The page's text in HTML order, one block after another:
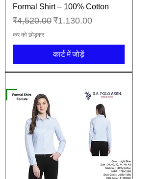
Formal Shirt – 100% Cotton
नियमित मूल्य
₹4,520.00 बिक्री मूल्य
₹1,130.00
कर को छोड़कर
कार्ट में जोड़ें